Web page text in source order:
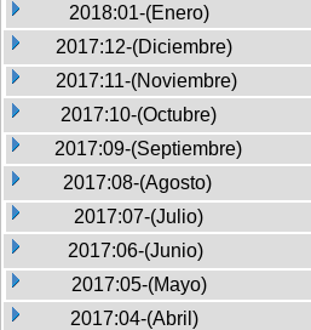
2018:01-(Enero)
2017:12-(Diciembre)
2017:11-(Noviembre)
2017:10-(Octubre)
2017:09-(Septiembre)
2017:08-(Agosto)
2017:07-(Julio)
2017:06-(Junio)
2017:05-(Mayo)
2017:04-(Abril)